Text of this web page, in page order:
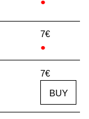
7€
●
7€
BUY